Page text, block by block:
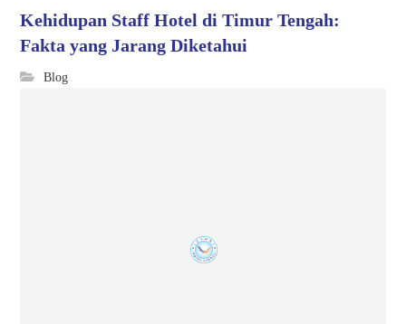
Kehidupan Staff Hotel di Timur Tengah:
Fakta yang Jarang Diketahui
Blog